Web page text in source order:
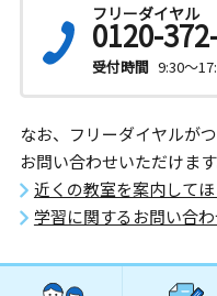
フリーダイヤル
0120-
受付時間 9:30～
なお、フリーダイヤルが
お問い合わせいただけます
近くの教室を案内して
学習に関するお問い合